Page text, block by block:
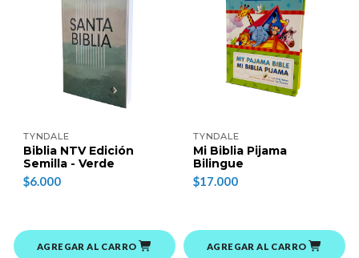
TYNDALE
Biblia NTV Edición
Semilla - Verde
$6.000
AGREGAR AL CARRO
TYNDALE
Mi Biblia Pijama
Bilingue
$17.000
AGREGAR AL CARRO